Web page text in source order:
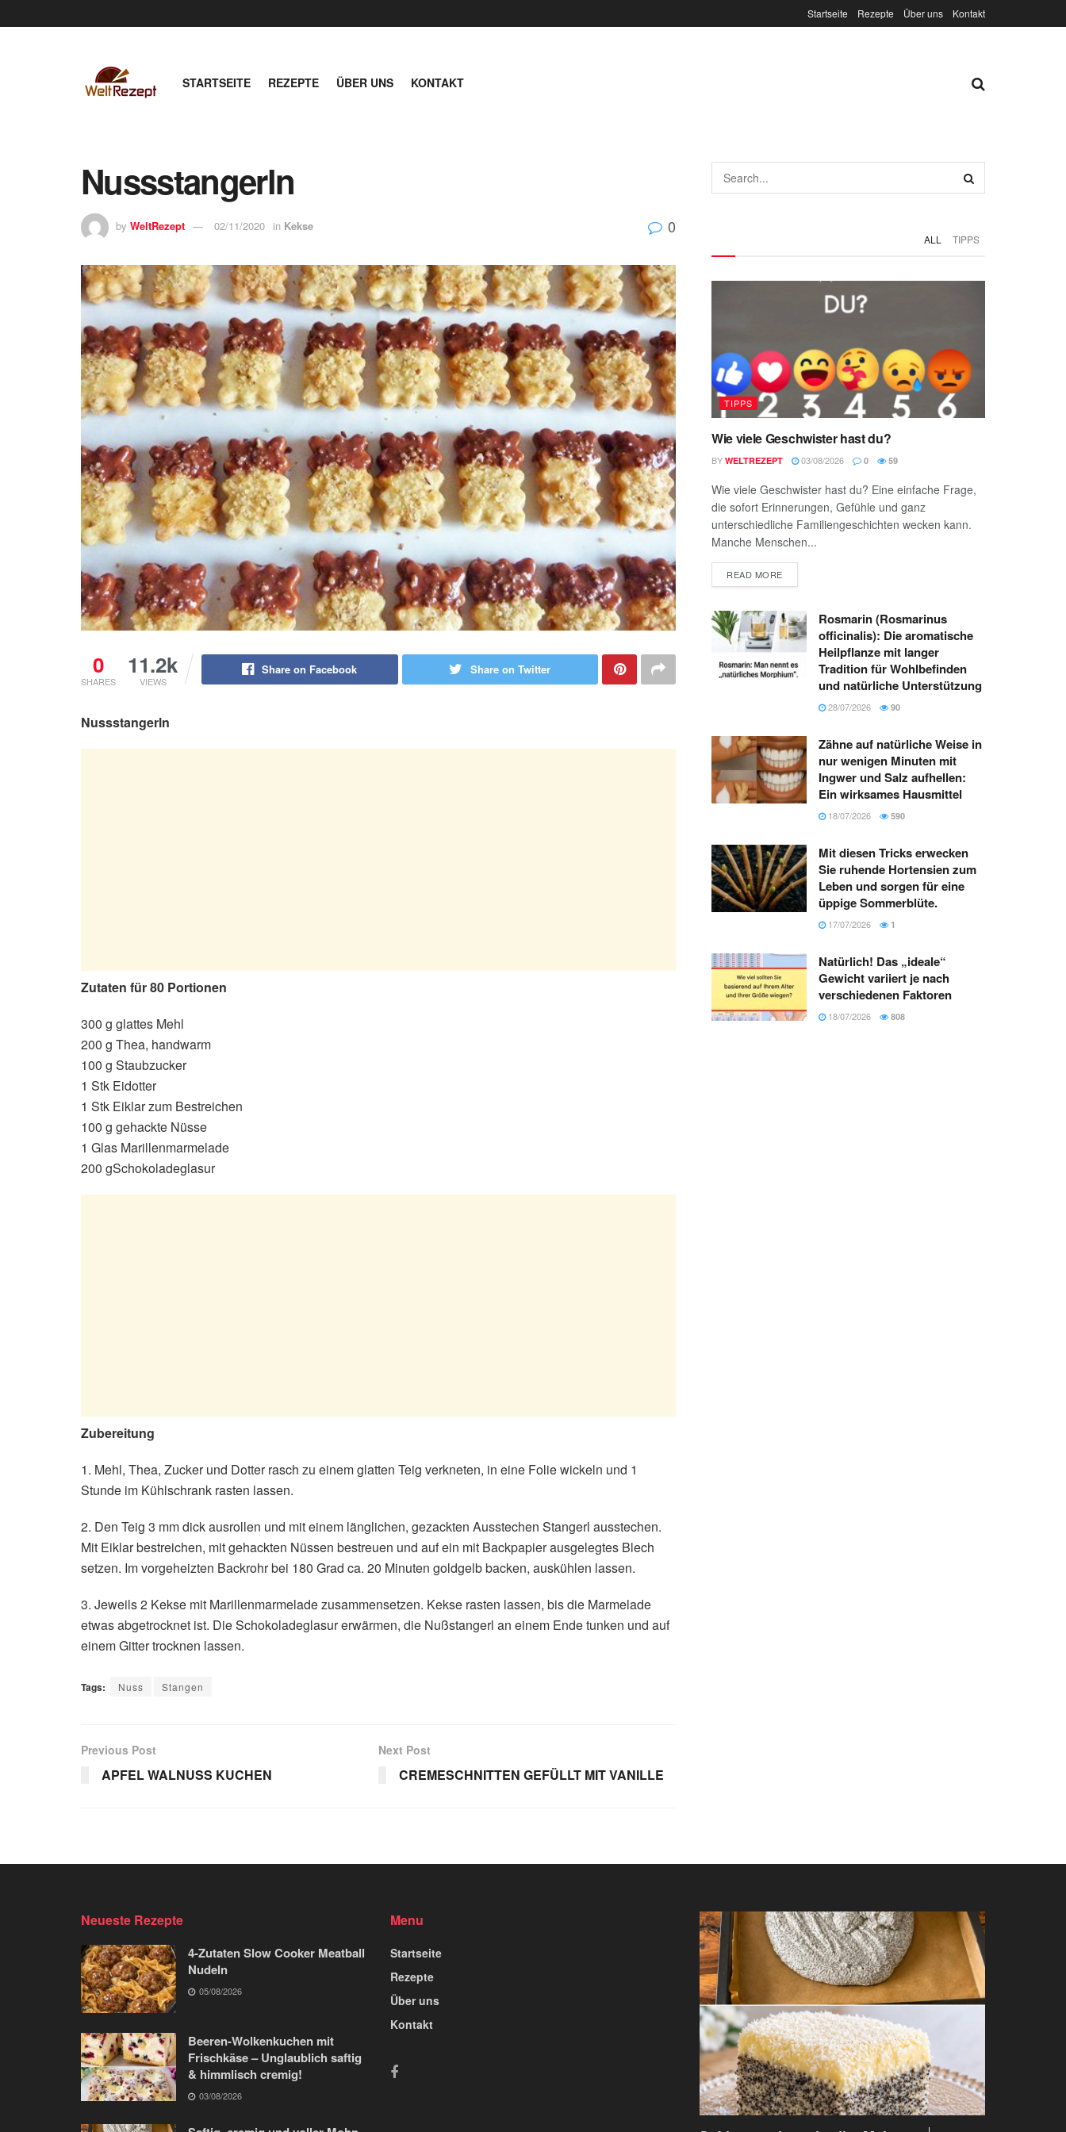
Startseite Rezepte Über uns Kontakt
STARTSEITE REZEPTE ÜBER UNS KONTAKT
Nussstangerln
by WeltRezept 02/11/2020 in Kekse 0
0
SHARES
11.2k
VIEWS
Share on Facebook Share on Twitter
Nussstangerln
Zutaten für 80 Portionen
300 g glattes Mehl
200 g Thea, handwarm
100 g Staubzucker
1 Stk Eidotter
1 Stk Eiklar zum Bestreichen
100 g gehackte Nüsse
1 Glas Marillenmarmelade
200 gSchokoladeglasur
Zubereitung
1. Mehl, Thea, Zucker und Dotter rasch zu einem glatten Teig verkneten, in eine Folie wickeln und 1
Stunde im Kühlschrank rasten lassen.
2. Den Teig 3 mm dick ausrollen und mit einem länglichen, gezackten Ausstechen Stangerl ausstechen.
Mit Eiklar bestreichen, mit gehackten Nüssen bestreuen und auf ein mit Backpapier ausgelegtes Blech
setzen. Im vorgeheizten Backrohr bei 180 Grad ca. 20 Minuten goldgelb backen, auskühlen lassen.
3. Jeweils 2 Kekse mit Marillenmarmelade zusammensetzen. Kekse rasten lassen, bis die Marmelade
etwas abgetrocknet ist. Die Schokoladeglasur erwärmen, die Nußstangerl an einem Ende tunken und auf
einem Gitter trocknen lassen.
Tags: Nuss Stangen
Previous Post
APFEL WALNUSS KUCHEN
Next Post
CREMESCHNITTEN GEFÜLLT MIT VANILLE
ALL TIPPS
TIPPS
Wie viele Geschwister hast du?
BY WELTREZEPT 03/08/2026 0 59
Wie viele Geschwister hast du? Eine einfache Frage,
die sofort Erinnerungen, Gefühle und ganz
unterschiedliche Familiengeschichten wecken kann.
Manche Menschen...
READ MORE
Rosmarin (Rosmarinus
officinalis): Die aromatische
Heilpflanze mit langer
Tradition für Wohlbefinden
und natürliche Unterstützung
28/07/2026 90
Zähne auf natürliche Weise in
nur wenigen Minuten mit
Ingwer und Salz aufhellen:
Ein wirksames Hausmittel
18/07/2026 590
Mit diesen Tricks erwecken
Sie ruhende Hortensien zum
Leben und sorgen für eine
üppige Sommerblüte.
17/07/2026 1
Natürlich! Das „ideale“
Gewicht variiert je nach
verschiedenen Faktoren
18/07/2026 808
Neueste Rezepte
4-Zutaten Slow Cooker Meatball
Nudeln
05/08/2026
Beeren-Wolkenkuchen mit
Frischkäse – Unglaublich saftig
& himmlisch cremig!
03/08/2026
Menu
Startseite
Rezepte
Über uns
Kontakt